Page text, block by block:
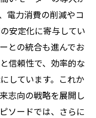
電力消費の削減やコ
安定化に寄与してい
との統合も進んでお
信頼性で、効率的な
しています。これか
志向の戦略を展開し
ソードでは、さらに